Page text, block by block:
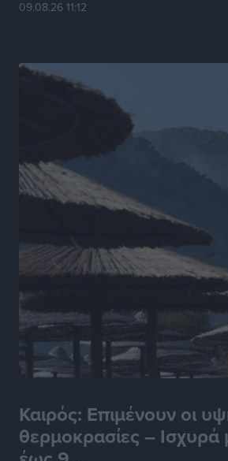
φιλοξενίας
Γιάννης Χατζής για το νέο Ειδικό
βασικοί οριζόντιοι περιορισμοί
Κίνδυνος για επενδύσεις,
πριν 18 ώρες
Ευ. Τουρνάς: Απέναντι σε ακραία
δεν υπάρχουν περιθώρια
Στον Άγιο Νικόλαο Χάλκης ανοίγει
ανανεωμένο εκκλησιαστικό
Τοπικές Ειδήσεις
Ρόδος: «Βουλιάζει» από τουρίστες
Τοπικές Ειδήσεις• πριν 18 ώρες
Γ’ Εθνική Κατηγορία: Οι
09.08.26 11:12
Καιρός: Επιμένουν οι
θερμοκρασίες – Ισχυρά